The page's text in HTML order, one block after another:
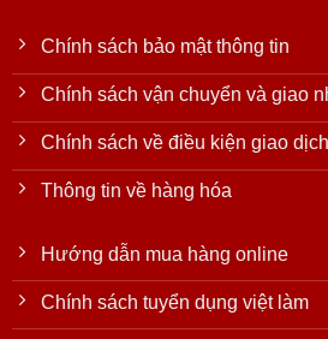
Chính sách bảo mật thông tin
Chính sách vận chuyển và giao
Chính sách về điều kiện giao dịch
Thông tin về hàng hóa
Hướng dẫn mua hàng online
Chính sách tuyển dụng việt làm